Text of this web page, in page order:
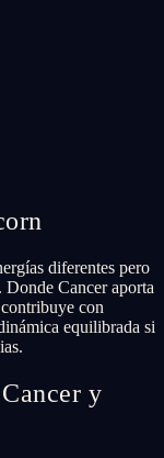
diferentes pero
Donde Cancer aporta
con
equilibrada si
y